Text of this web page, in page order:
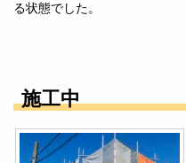
る状態でした。
施工中